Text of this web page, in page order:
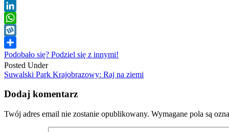
Email
LinkedIn
WhatsApp
Wykop
Podobało się? Podziel się z innymi!
Posted Under
Post
navigation
Suwalski Park Krajobrazowy: Raj na ziemi
Dodaj komentarz
Twój adres email nie zostanie opublikowany. Wymagane pola są